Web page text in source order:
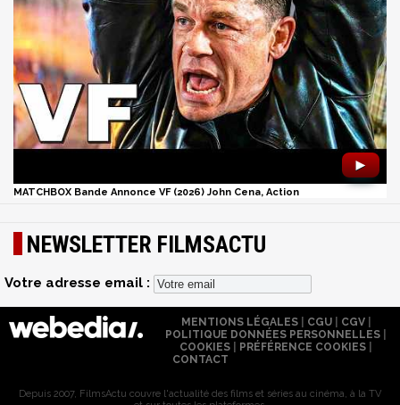
►
MATCHBOX Bande Annonce VF (2026) John Cena, Action
NEWSLETTER FILMSACTU
Votre adresse email :
MENTIONS LÉGALES| CGU| CGV|
POLITIQUE DONNÉES PERSONNELLES
COOKIES
PRÉFÉRENCE COOKIES
CONTACT
Depuis 2007, FilmsActu couvre l'actualité des films et séries au cinéma, à la TV